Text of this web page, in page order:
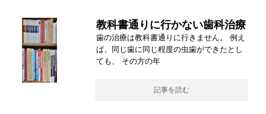
教科書通りに行かない歯科治療
歯の治療は教科書通りに行きません。 例え
ば、同じ歯に同じ程度の虫歯ができたとし
ても、 その方の年
記事を読む